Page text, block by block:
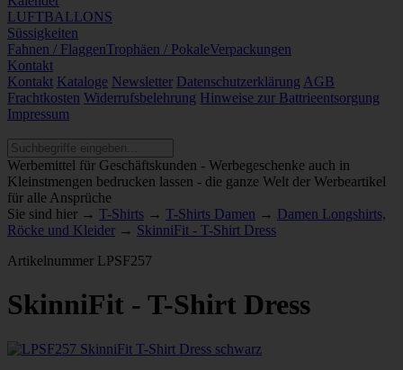
LUFTBALLONS
Süssigkeiten
Fahnen / FlaggenTrophäen / PokaleVerpackungen
Kontakt
Kontakt Kataloge Newsletter Datenschutzerklärung AGB
Frachtkosten Widerrufsbelehrung Hinweise zur Battrieentsorgung
Impressum
Werbemittel für Geschäftskunden - Werbegeschenke auch in
Kleinstmengen bedrucken lassen - die ganze Welt der Werbeartikel
für alle Ansprüche
Sie sind hier → T-Shirts → T-Shirts Damen → Damen Longshirts,
Röcke und Kleider → SkinniFit - T-Shirt Dress
Artikelnummer LPSF257
SkinniFit - T-Shirt Dress